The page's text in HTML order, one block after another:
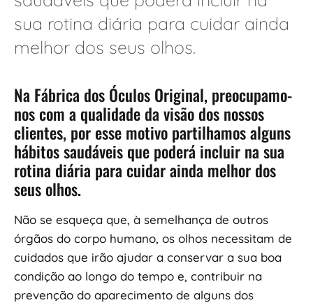
sua rotina diária para cuidar ainda
melhor dos seus olhos.
Na Fábrica dos Óculos Original, preocupamo-
nos com a qualidade da visão dos nossos
clientes, por esse motivo partilhamos alguns
hábitos saudáveis que poderá incluir na sua
rotina diária para cuidar ainda melhor dos
seus olhos.
Não se esqueça que, à semelhança de outros
órgãos do corpo humano, os olhos necessitam de
cuidados que irão ajudar a conservar a sua boa
condição ao longo do tempo e, contribuir na
prevenção do aparecimento de alguns dos